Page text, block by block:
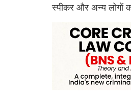
स्पीकर और अन्य लोगों